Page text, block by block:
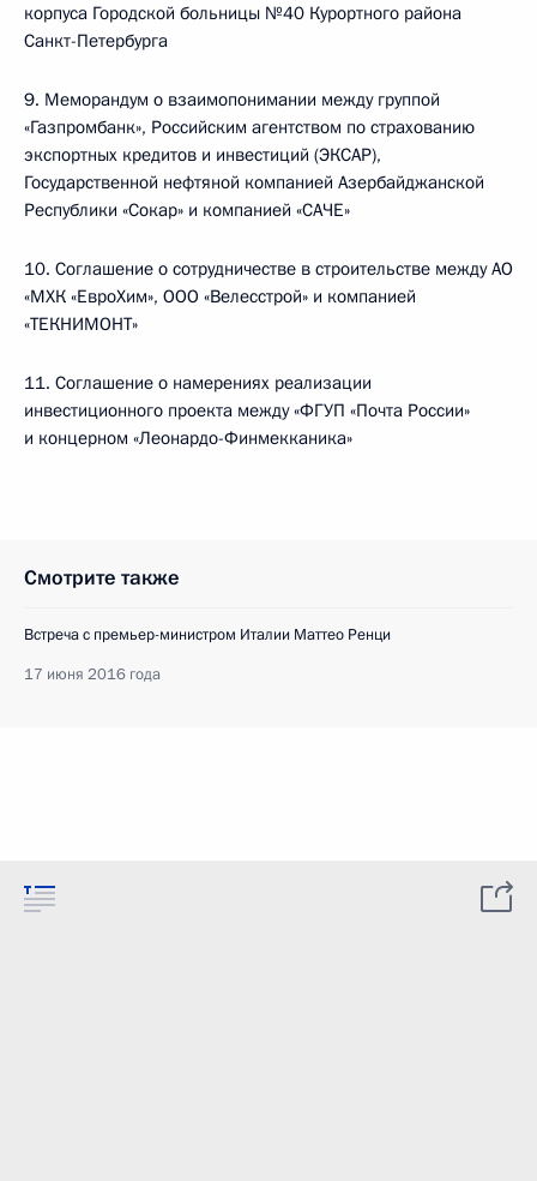
корпуса Городской больницы №40 Курортного района
Санкт-Петербурга
9. Меморандум о взаимопонимании между группой
«Газпромбанк», Российским агентством по страхованию
экспортных кредитов и инвестиций (ЭКСАР),
Государственной нефтяной компанией Азербайджанской
Республики «Сокар» и компанией «САЧЕ»
10. Соглашение о сотрудничестве в строительстве между АО
«МХК «ЕвроХим», ООО «Велесстрой» и компанией
«ТЕКНИМОНТ»
11. Соглашение о намерениях реализации
инвестиционного проекта между «ФГУП «Почта России»
и концерном «Леонардо-Финмекканика»
Смотрите также
Встреча с премьер-министром Италии Маттео Ренци
17 июня 2016 года